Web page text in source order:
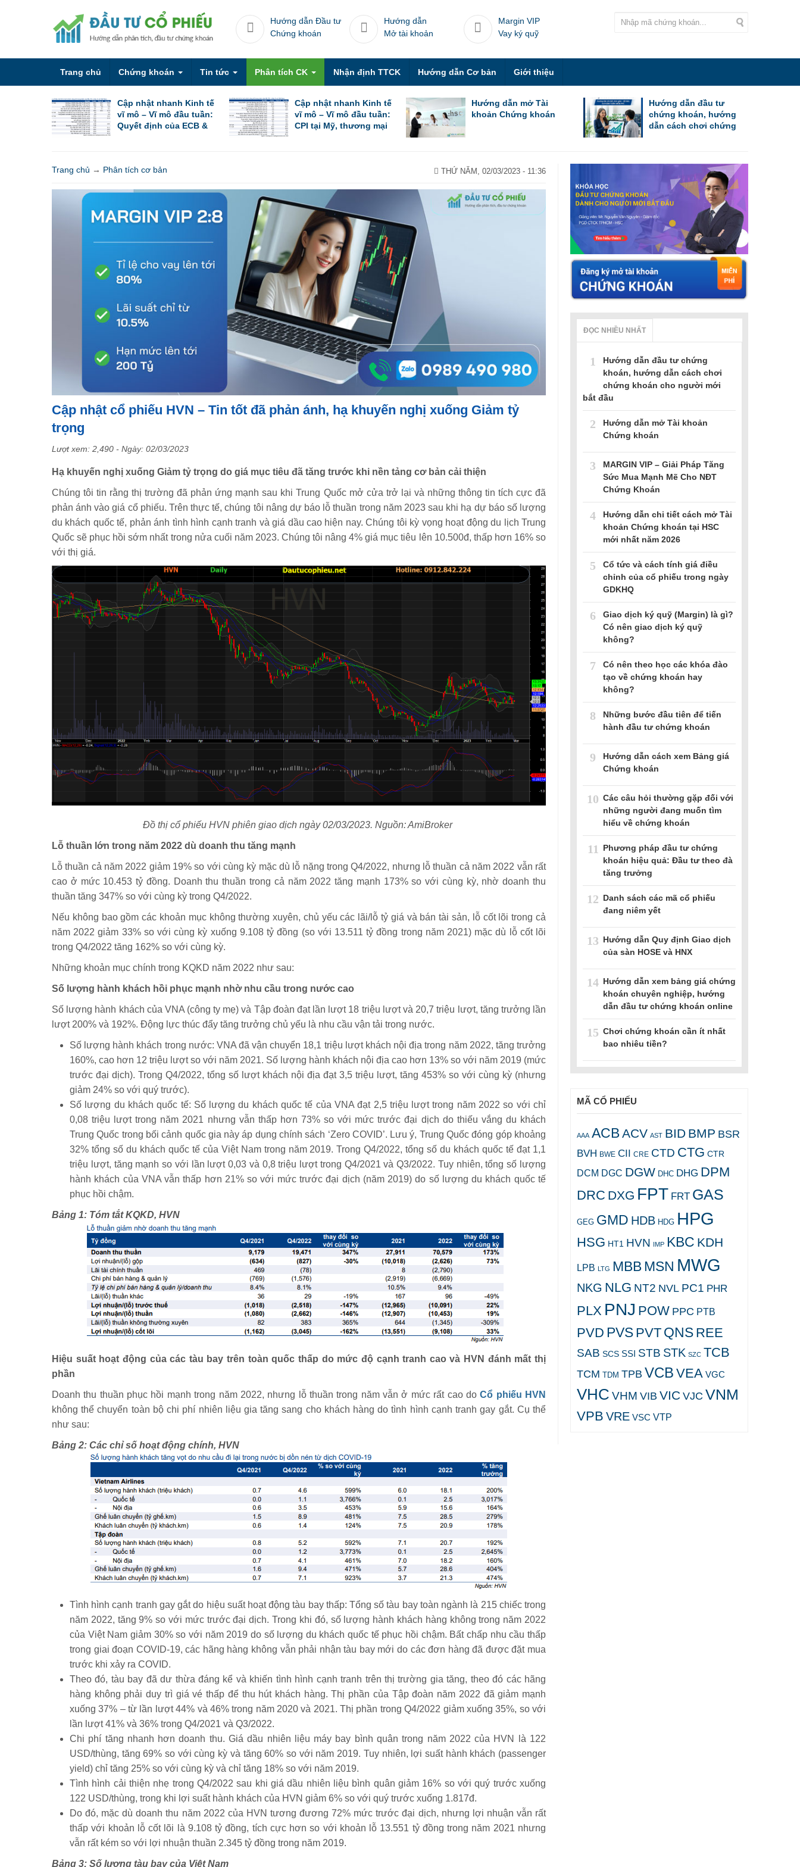
Hướng dẫn Đầu tư
Chứng khoán
Hướng dẫn
Mở tài khoản
Margin VIP
Vay ký quỹ
Trang chủ Chứng khoán Tin tức Phân tích CK Nhận định TTCK Hướng dẫn Cơ bản Giới thiệu
Cập nhật nhanh Kinh tế
vĩ mô – Vĩ mô đầu tuần:
Quyết định của ECB &
Cập nhật nhanh Kinh tế
vĩ mô – Vĩ mô đầu tuần:
CPI tại Mỹ, thương mại
Hướng dẫn mở Tài
khoản Chứng khoán
Hướng dẫn đầu tư
chứng khoán, hướng
dẫn cách chơi chứng
Trang chủ → Phân tích cơ bản THỨ NĂM, 02/03/2023 - 11:36
Cập nhật cổ phiếu HVN – Tin tốt đã phản ánh, hạ khuyến nghị xuống Giảm tỷ
trọng
Lượt xem: 2,490 - Ngày: 02/03/2023
Hạ khuyến nghị xuống Giảm tỷ trọng do giá mục tiêu đã tăng trước khi nền tảng cơ bản cải thiện
Chúng tôi tin rằng thị trường đã phản ứng mạnh sau khi Trung Quốc mở cửa trở lại và những thông tin tích cực đã
phản ánh vào giá cổ phiếu. Trên thực tế, chúng tôi nâng dự báo lỗ thuần trong năm 2023 sau khi hạ dự báo số lượng
du khách quốc tế, phản ánh tình hình cạnh tranh và giá dầu cao hiện nay. Chúng tôi kỳ vọng hoạt động du lịch Trung
Quốc sẽ phục hồi sớm nhất trong nửa cuối năm 2023. Chúng tôi nâng 4% giá mục tiêu lên 10.500đ, thấp hơn 16% so
với thị giá.
Đồ thị cổ phiếu HVN phiên giao dịch ngày 02/03/2023. Nguồn: AmiBroker
Lỗ thuần lớn trong năm 2022 dù doanh thu tăng mạnh
Lỗ thuần cả năm 2022 giảm 19% so với cùng kỳ mặc dù lỗ nặng trong Q4/2022, nhưng lỗ thuần cả năm 2022 vẫn rất
cao ở mức 10.453 tỷ đồng. Doanh thu thuần trong cả năm 2022 tăng mạnh 173% so với cùng kỳ, nhờ doanh thu
thuần tăng 347% so với cùng kỳ trong Q4/2022.
Nếu không bao gồm các khoản mục không thường xuyên, chủ yếu các lãi/lỗ tỷ giá và bán tài sản, lỗ cốt lõi trong cả
năm 2022 giảm 33% so với cùng kỳ xuống 9.108 tỷ đồng (so với 13.511 tỷ đồng trong năm 2021) mặc dù lỗ cốt lõi
trong Q4/2022 tăng 162% so với cùng kỳ.
Những khoản mục chính trong KQKD năm 2022 như sau:
Số lượng hành khách hồi phục mạnh nhờ nhu cầu trong nước cao
Số lượng hành khách của VNA (công ty mẹ) và Tập đoàn đạt lần lượt 18 triệu lượt và 20,7 triệu lượt, tăng trưởng lần
lượt 200% và 192%. Động lực thúc đẩy tăng trưởng chủ yếu là nhu cầu vận tải trong nước.
Số lượng hành khách trong nước: VNA đã vận chuyển 18,1 triệu lượt khách nội địa trong năm 2022, tăng trưởng
160%, cao hơn 12 triệu lượt so với năm 2021. Số lượng hành khách nội địa cao hơn 13% so với năm 2019 (mức
trước đại dịch). Trong Q4/2022, tổng số lượt khách nội địa đạt 3,5 triệu lượt, tăng 453% so với cùng kỳ (nhưng
giảm 24% so với quý trước).
Số lượng du khách quốc tế: Số lượng du khách quốc tế của VNA đạt 2,5 triệu lượt trong năm 2022 so với chỉ
0,08 triệu lượt trong năm 2021 nhưng vẫn thấp hơn 73% so với mức trước đại dịch do thiếu vắng du khách
Trung Quốc trong bối cảnh quốc gia này áp dụng chính sách ‘Zero COVID’. Lưu ý, Trung Quốc đóng góp khoảng
32% tổng số du khách quốc tế của Việt Nam trong năm 2019. Trong Q4/2022, tổng số du khách quốc tế đạt 1,1
triệu lượt, tăng mạnh so với lần lượt 0,03 và 0,8 triệu lượt trong Q4/2021 và Q3/2022. Tuy nhiên, tổng số lượng
hành khách của VNA vẫn thấp hơn 21% so với mức trước đại dịch (năm 2019) do số lượng du khách quốc tế
phục hồi chậm.
Bảng 1: Tóm tắt KQKD, HVN
Hiệu suất hoạt động của các tàu bay trên toàn quốc thấp do mức độ cạnh tranh cao và HVN đánh mất thị
phần
Doanh thu thuần phục hồi mạnh trong năm 2022, nhưng lỗ thuần trong năm vẫn ở mức rất cao doCổ phiếu HVN
không thể chuyển toàn bộ chi phí nhiên liệu gia tăng sang cho khách hàng do tình hình cạnh tranh gay gắt. Cụ thể
như sau:
Bảng 2: Các chỉ số hoạt động chính, HVN
Tình hình cạnh tranh gay gắt do hiệu suất hoạt động tàu bay thấp: Tổng số tàu bay toàn ngành là 215 chiếc trong
năm 2022, tăng 9% so với mức trước đại dịch. Trong khi đó, số lượng hành khách hàng không trong năm 2022
của Việt Nam giảm 30% so với năm 2019 do số lượng du khách quốc tế phục hồi chậm. Bất chấp nhu cầu thấp
trong giai đoạn COVID-19, các hãng hàng không vẫn phải nhận tàu bay mới do các đơn hàng đã được đặt mua
trước khi xảy ra COVID.
Theo đó, tàu bay đã dư thừa đáng kể và khiến tình hình cạnh tranh trên thị trường gia tăng, theo đó các hãng
hàng không phải duy trì giá vé thấp để thu hút khách hàng. Thị phần của Tập đoàn năm 2022 đã giảm mạnh
xuống 37% – từ lần lượt 44% và 46% trong năm 2020 và 2021. Thị phần trong Q4/2022 giảm xuống 35%, so với
lần lượt 41% và 36% trong Q4/2021 và Q3/2022.
Chi phí tăng nhanh hơn doanh thu. Giá dầu nhiên liệu máy bay bình quân trong năm 2022 của HVN là 122
USD/thùng, tăng 69% so với cùng kỳ và tăng 60% so với năm 2019. Tuy nhiên, lợi suất hành khách (passenger
yield) chỉ tăng 25% so với cùng kỳ và chỉ tăng 18% so với năm 2019.
Tình hình cải thiện nhẹ trong Q4/2022 sau khi giá dầu nhiên liệu bình quân giảm 16% so với quý trước xuống
122 USD/thùng, trong khi lợi suất hành khách của HVN giảm 6% so với quý trước xuống 1.817đ.
Do đó, mặc dù doanh thu năm 2022 của HVN tương đương 72% mức trước đại dịch, nhưng lợi nhuận vẫn rất
thấp với khoản lỗ cốt lõi là 9.108 tỷ đồng, tích cực hơn so với khoản lỗ 13.551 tỷ đồng trong năm 2021 nhưng
vẫn rất kém so với lợi nhuận thuần 2.345 tỷ đồng trong năm 2019.
Bảng 3: Số lượng tàu bay của Việt Nam
ĐỌC NHIỀU NHẤT
1
Hướng dẫn đầu tư chứng
khoán, hướng dẫn cách chơi
chứng khoán cho người mới
bắt đầu
2
Hướng dẫn mở Tài khoản
Chứng khoán
3
MARGIN VIP – Giải Pháp Tăng
Sức Mua Mạnh Mẽ Cho NĐT
Chứng Khoán
4
Hướng dẫn chi tiết cách mở Tài
khoản Chứng khoán tại HSC
mới nhất năm 2026
5
Cổ tức và cách tính giá điều
chỉnh của cổ phiếu trong ngày
GDKHQ
6
Giao dịch ký quỹ (Margin) là gì?
Có nên giao dịch ký quỹ
không?
7
Có nên theo học các khóa đào
tạo về chứng khoán hay
không?
8
Những bước đầu tiên để tiến
hành đầu tư chứng khoán
9
Hướng dẫn cách xem Bảng giá
Chứng khoán
10 Các câu hỏi thường gặp đối với
những người đang muốn tìm
hiểu về chứng khoán
11
Phương pháp đầu tư chứng
khoán hiệu quả: Đầu tư theo đà
tăng trưởng
12 Danh sách các mã cổ phiếu
đang niêm yết
13 Hướng dẫn Quy định Giao dịch
của sàn HOSE và HNX
14 Hướng dẫn xem bảng giá chứng
khoán chuyên nghiệp, hướng
dẫn đầu tư chứng khoán online
15 Chơi chứng khoán cần ít nhất
bao nhiêu tiền?
MÃ CỔ PHIẾU
AAA ACB ACV AST BID BMP BSR
BVH BWE CII CRE CTD CTG CTR
DCM DGC DGW DHC DHG DPM
DRC DXG FPT FRT GAS
GEG GMD HDB HDG HPG
HSG HT1 HVN IMP KBC KDH
LPB LTG MBBMSN MWG
NKG NLG NT2 NVL PC1 PHR
PLX PNJ POW PPC PTB
PVD PVS PVT QNS REE
SAB SCS SSI STB STK SZC TCB
TCM TDM TPB VCB VEA VGC
VHC VHM VIB VICVJC VNM
VPB VRE VSC VTP